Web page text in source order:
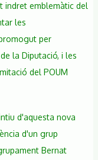
indret emblemàtic del
les
per
la Diputació, i les
del POUM
d'aquesta nova
d'un grup
Bernat